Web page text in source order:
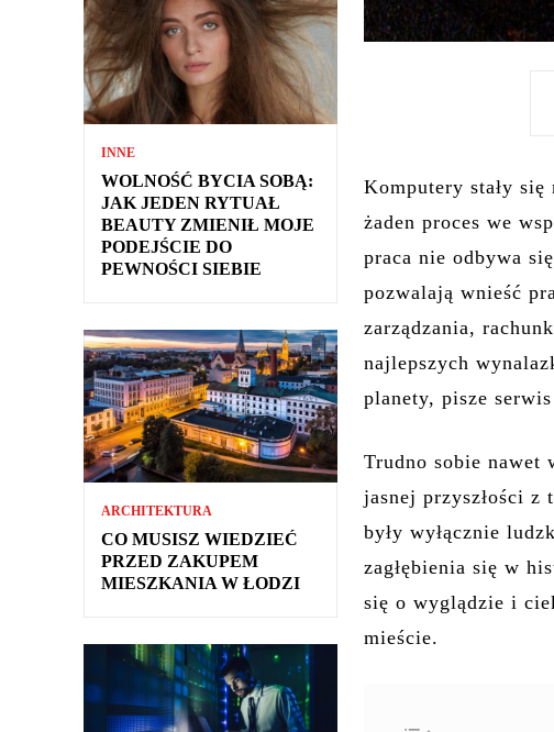
INNE
WOLNOŚĆ BYCIA SOBĄ:
JAK JEDEN RYTUAŁ
BEAUTY ZMIENIŁ MOJE
PODEJŚCIE DO
PEWNOŚCI SIEBIE
ARCHITEKTURA
CO MUSISZ WIEDZIEĆ
PRZED ZAKUPEM
MIESZKANIA W ŁODZI
Komputery stały
żaden proces we
praca nie odbywa
pozwalają wnieść
zarządzania,
najlepszych
planety, pisze
Trudno sobie nawet
jasnej przyszłości z
były wyłącznie
zagłębienia się w
się o wyglądzie i
mieście.